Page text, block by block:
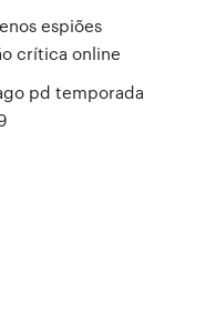
espiões
crítica online
pd temporada